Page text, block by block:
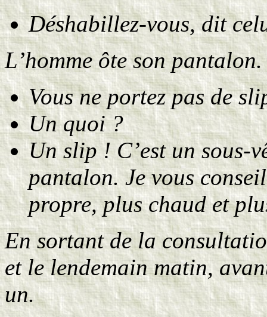
Déshabillez-vous, dit
L’homme ôte son
Vous ne portez pas de
Un quoi ?
Un slip ! C’est un sous-
pantalon. Je vous
propre, plus chaud et
En sortant de la
et le lendemain matin,
un.